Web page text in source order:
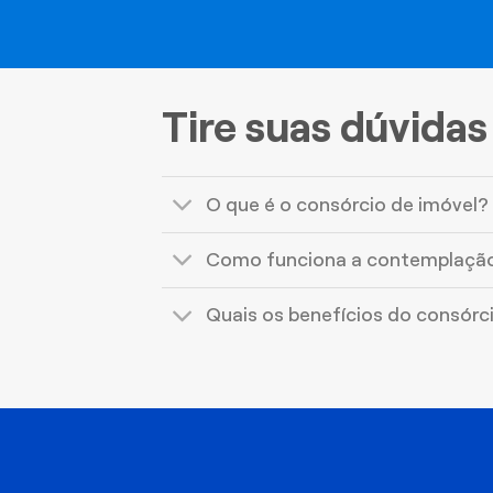
Tire suas dúvidas
O que é o consórcio de imóvel?
Como funciona a
Quais os benefícios do